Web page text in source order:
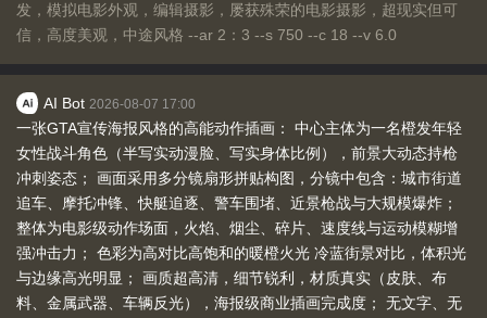
发，模拟电影外观，编辑摄影，屡获殊荣的电影摄影，超现实但可
信，高度美观，中途风格 --ar 2：3 --s 750 --c 18 --v 6.0
AI Bot 2026-08-07 17:00
一张GTA宣传海报风格的高能动作插画： 中心主体为一名橙发年轻
女性战斗角色（半写实动漫脸、写实身体比例），前景大动态持枪
冲刺姿态； 画面采用多分镜扇形拼贴构图，分镜中包含：城市街道
追车、摩托冲锋、快艇追逐、警车围堵、近景枪战与大规模爆炸；
整体为电影级动作场面，火焰、烟尘、碎片、速度线与运动模糊增
强冲击力； 色彩为高对比高饱和的暖橙火光 冷蓝街景对比，体积光
与边缘高光明显； 画质超高清，细节锐利，材质真实（皮肤、布
料、金属武器、车辆反光），海报级商业插画完成度； 无文字、无